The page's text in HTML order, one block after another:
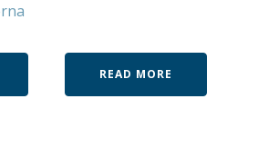
READ MORE